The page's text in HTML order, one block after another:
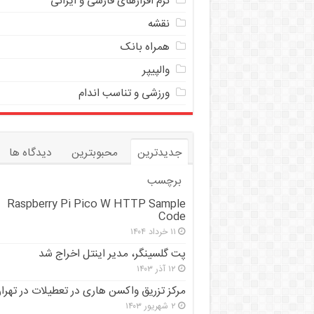
نقشه
همراه بانک
والپیپر
ورزشی و تناسب اندام
جدیدترین محبوبترین
دیدگاه ها
برچسب
Raspberry Pi Pico W HTTP Sample
Code
۱۱ خرداد ۱۴۰۴
پت گلسینگر، مدیر اینتل اخراج شد
۱۲ آذر ۱۴۰۳
مرکز تزریق واکسن هاری در تعطیلات در
۲ شهریور ۱۴۰۳